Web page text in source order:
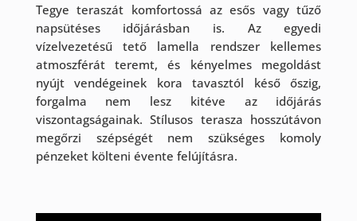
Tegye teraszát komfortossá az esős vagy tűző
napsütéses időjárásban is. Az egyedi
vízelvezetésű tető lamella rendszer kellemes
atmoszférát teremt, és kényelmes megoldást
nyújt vendégeinek kora tavasztól késő őszig,
forgalma nem lesz kitéve az időjárás
viszontagságainak. Stílusos terasza hosszútávon
megőrzi szépségét nem szükséges komoly
pénzeket költeni évente felújításra.